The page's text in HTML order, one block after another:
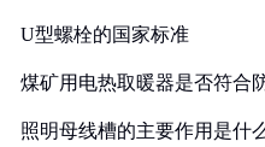
U型螺栓的国家标准
煤矿用电热取暖器是否符合
照明母线槽的主要作用是什